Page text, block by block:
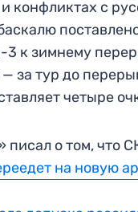
конфликтах с
3 к зимнему
за тур до
четыре
о том, что
на новую